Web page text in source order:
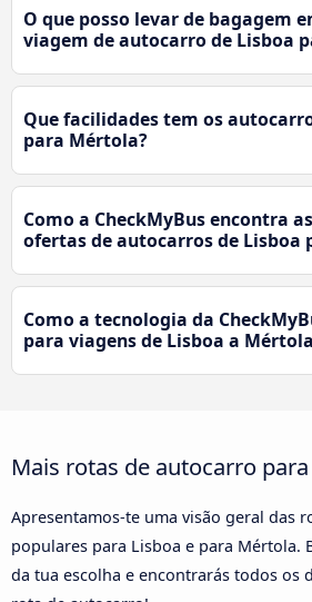
O que posso levar de bagagem
viagem de autocarro de Lisboa
Que facilidades tem os
para Mértola?
Como a CheckMyBus encontra
ofertas de autocarros de Lisboa
Como a tecnologia da
para viagens de Lisboa a
Mais rotas de autocarro
Apresentamos-te uma visão geral das
populares para Lisboa e para Mértola.
da tua escolha e encontrarás todos os